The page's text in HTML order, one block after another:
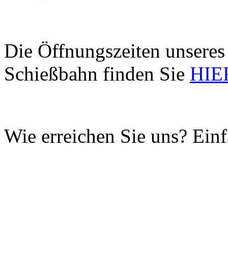
Die Öffnungszeiten
Schießbahn finden Sie
Wie erreichen Sie uns?